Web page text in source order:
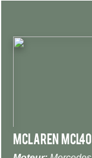
McLaren MCL40